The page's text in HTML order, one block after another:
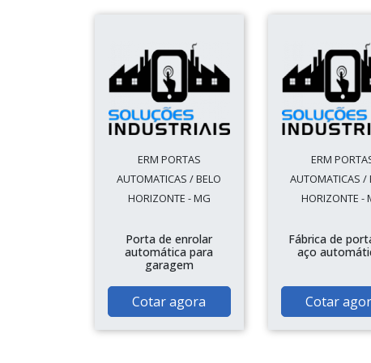
ERM PORTAS
AUTOMATICAS / BELO
HORIZONTE - MG
Porta de enrolar
automática para
garagem
Cotar agora
ERM
AUTOMATICAS /
HORIZONTE -
Fábrica de
aço
Cotar